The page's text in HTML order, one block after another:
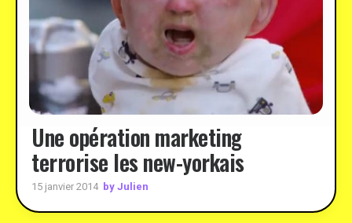
Une opération marketing
terrorise les new-yorkais
15 janvier 2014 by Julien